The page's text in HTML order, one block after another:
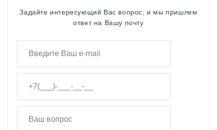
Задайте интересующий Вас вопрос, и мы пришлем
ответ на Вашу почту